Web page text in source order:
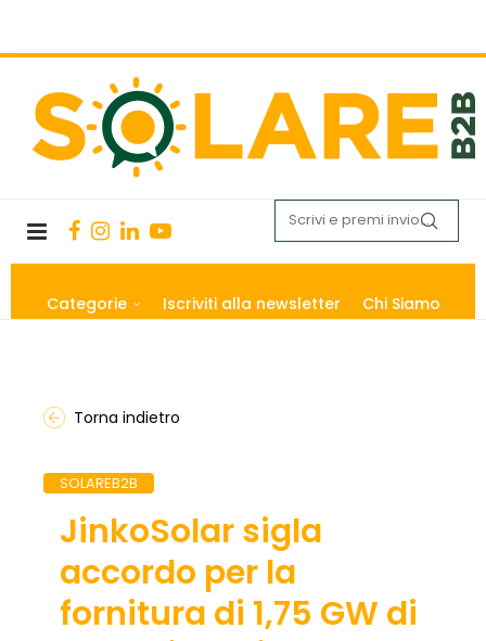
Categorie Iscriviti alla newsletter Chi Siamo
Torna indietro
SOLAREB2B
JinkoSolar sigla
accordo per la
fornitura di 1,75 GW di